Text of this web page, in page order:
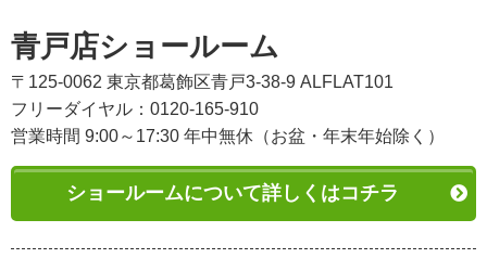
青戸店ショールーム
〒125-0062 東京都葛飾区青戸3-38-9 ALFLAT101
フリーダイヤル：0120-165-910
営業時間 9:00～17:30 年中無休（お盆・年末年始除く）
ショールームについて詳しくはコチラ